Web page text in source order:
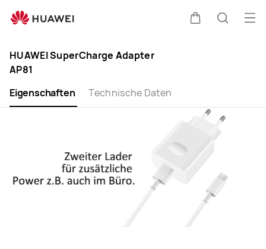
Adapter
HUAWEI SuperCharge Adapter
AP81
Eigenschaften
Technische Daten